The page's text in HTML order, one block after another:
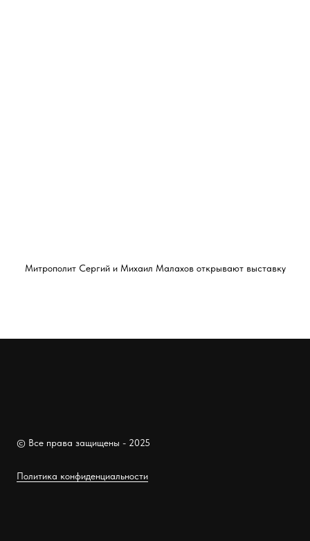
Митрополит Сергий и Михаил Малахов открывают выставку
© Все права защищены - 2025
Политика конфиденциальности